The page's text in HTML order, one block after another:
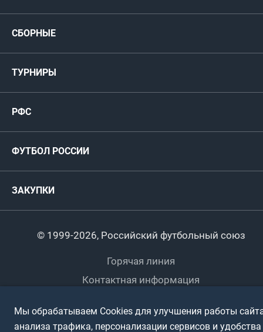
Карта болельщика
СБОРНЫЕ
Футзал
Титулы и трофеи
ТУРНИРЫ
Международные
Турниры клубов
РФС
Регионы
ФУТБОЛ РОССИИ
Пляжный
ПОДА-футбол
Футбольное двоеборье
Любители
Спортшколы
Дети
Ветераны
ЗАКУПКИ
© 1999-2026, Российский футбольный союз
Горячая линия
Контактная информация
Использование информации
Мы обрабатываем Cookies для улучшения работы
анализа трафика, персонализации сервисов и удобства